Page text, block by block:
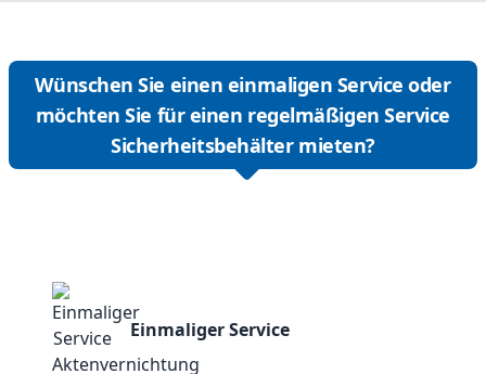
Wünschen Sie einen einmaligen Service oder
möchten Sie für einen regelmäßigen Service
Sicherheitsbehälter mieten?
Einmaliger Service